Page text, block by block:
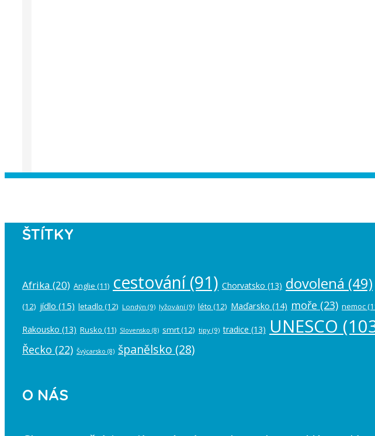
ŠTÍTKY
Afrika (20) Anglie (11) cestování(91) Chorvatsko (13) dovolená (49)
(12) jídlo (15) letadlo (12) Londýn (9) lyžování (9) léto (12) Maďarsko (14) moře (23) nemoc
Rakousko (13) Rusko (11) Slovensko (8) smrt(12) tipy (9) tradice (13) UNESCO
Řecko (22) Švýcarsko (8) španělsko (28)
O NÁS